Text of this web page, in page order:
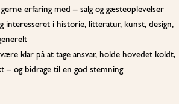
erfaring med – salg og gæsteoplevelser
interesseret i historie, litteratur, kunst, design,
klar på at tage ansvar, holde hovedet koldt,
– og bidrage til en god stemning